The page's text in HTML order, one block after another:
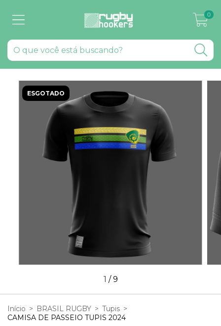
0
ESGOTADO
1 /9
Início > BRASIL RUGBY > Tupis >
CAMISA DE PASSEIO TUPIS 2024